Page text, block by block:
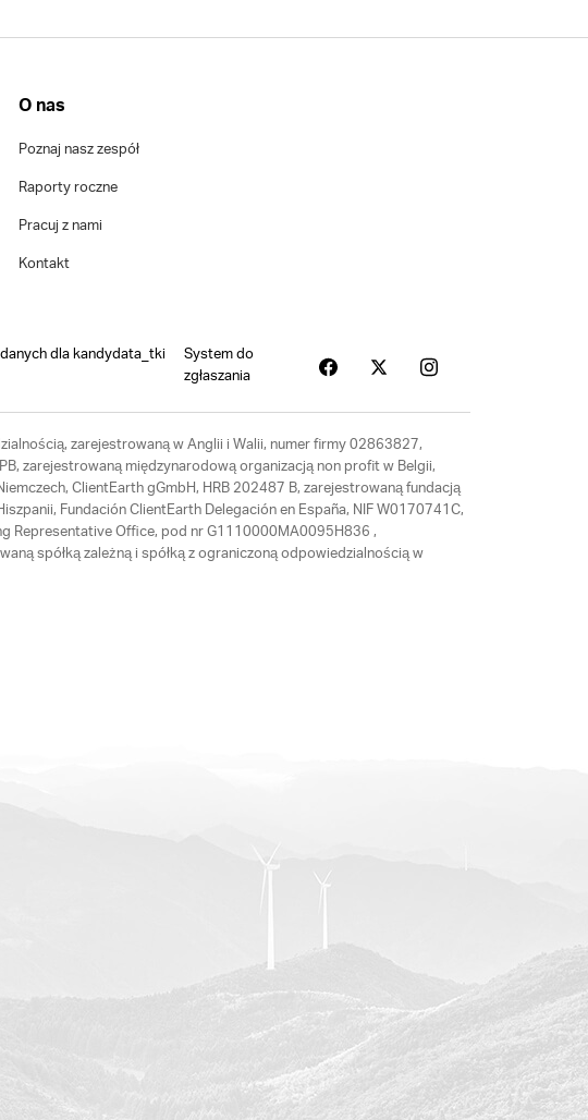
O nas
Poznaj nasz zespół
Raporty roczne
Pracuj z nami
Kontakt
dla kandydata_tki
System do
zgłaszania
zarejestrowaną w Anglii i Walii, numer firmy 02863827,
zarejestrowaną międzynarodową organizacją non profit w Belgii,
ClientEarth gGmbH, HRB 202487 B, zarejestrowaną fundacją
Fundación ClientEarth Delegación en España, NIF W0170741C,
Representative Office, pod nr G1110000MA0095H836 ,
spółką zależną i spółką z ograniczoną odpowiedzialnością w